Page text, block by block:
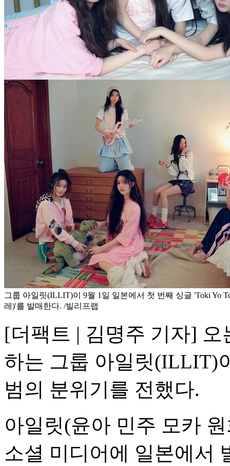
그룹 아일릿(ILLIT)이 9월 1일 일본에서 첫 번째 싱글 'Toki Yo
레)'를 발매한다. /빌리프랩
[더팩트 | 김명주 기자]
하는 그룹 아일릿(ILLIT)
범의 분위기를 전했다.
아일릿(윤아 민주 모카
소셜 미디어에 일본에서